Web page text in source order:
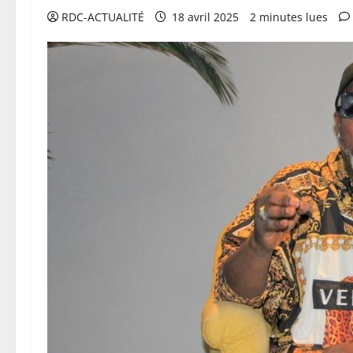
RDC-ACTUALITÉ 18 avril 2025 2 minutes lues